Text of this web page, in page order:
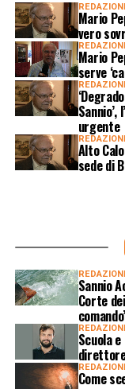
Mario
vero
Mario
serve
urgente
Alto
sede di
Sannio
Corte
Scuola
Come